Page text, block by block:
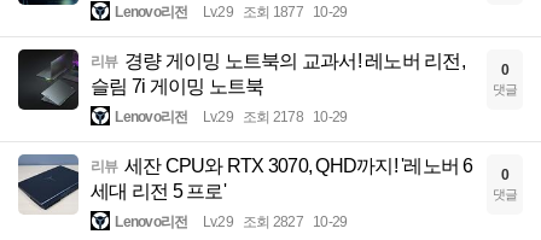
Lenovo리전 Lv.29 조회 1877 10-29
리뷰 경량 게이밍 노트북의 교과서! 레노버 리전,
슬림 7i 게이밍 노트북
Lenovo리전 Lv.29 조회 2178 10-29
0
댓글
리뷰 세잔 CPU와 RTX 3070, QHD까지! '레노버 6
세대 리전 5 프로'
Lenovo리전 Lv.29 조회 2827 10-29
0
댓글